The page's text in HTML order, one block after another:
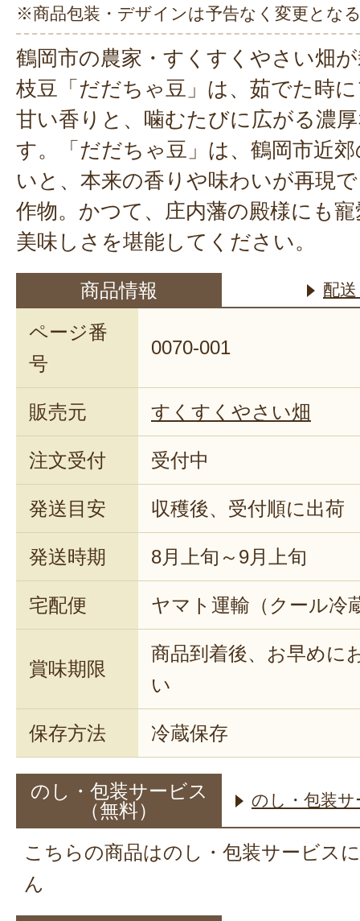
※商品包装・デザインは予告なく変更とな
鶴岡市の農家・すくすくやさい畑
枝豆「だだちゃ豆」は、茹でた時
甘い香りと、噛むたびに広がる濃
す。「だだちゃ豆」は、鶴岡市近
いと、本来の香りや味わいが再現
作物。かつて、庄内藩の殿様にも
美味しさを堪能してください。
商品情報 配
ページ番
号
0070-001
販売元 すくすくやさい畑
注文受付 受付中
発送目安 収穫後、受付順に出荷
発送時期 8月上旬～9月上旬
宅配便 ヤマト運輸（クール冷
賞味期限
商品到着後、お早めに
い
保存方法 冷蔵保存
のし・包装サービス
（無料）
のし・包装
こちらの商品はのし・包装サービス
ん